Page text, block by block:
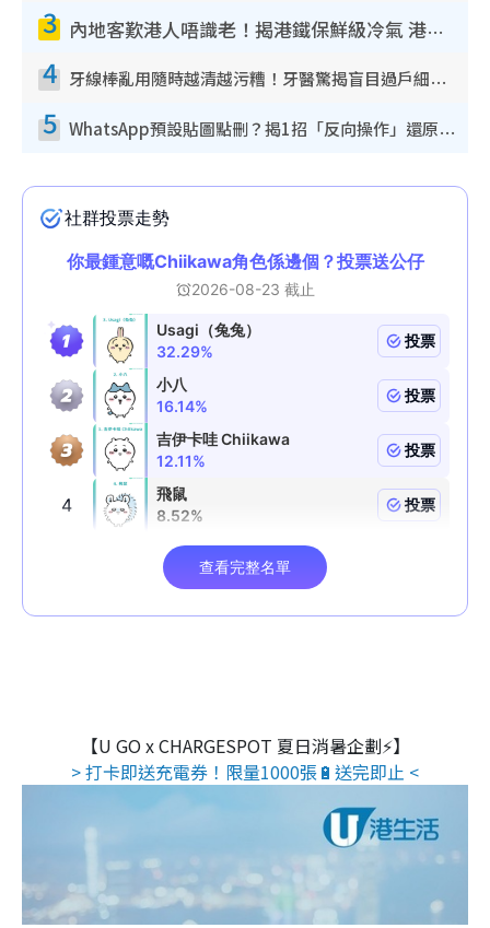
3 內地客歎港人唔識老！揭港鐵保鮮級冷氣 港人求放過：咪投訴
4 牙線棒亂用隨時越清越污糟！牙醫驚揭盲目過戶細菌恐致蛀牙：呢種先係日常真保養
5 WhatsApp預設貼圖點刪？揭1招「反向操作」還原簡潔介面 附3步實測教學
【U GO x CHARGESPOT 夏日消暑企劃⚡】
> 打卡即送充電券！限量1000張🔋送完即止 <